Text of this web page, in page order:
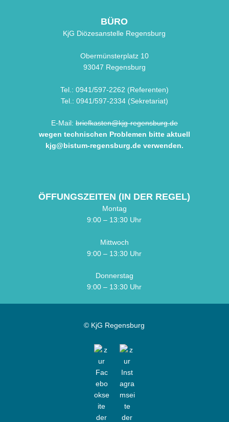
BÜRO
KjG Diözesanstelle Regensburg
Obermünsterplatz 10
93047 Regensburg
Tel.: 0941/597-2262 (Referenten)
Tel.: 0941/597-2334 (Sekretariat)
E-Mail: briefkasten@kjg-regensburg.de
wegen technischen Problemen bitte aktuell
kjg@bistum-regensburg.deverwenden.
ÖFFUNGSZEITEN (IN DER REGEL)
Montag
9:00 – 13:30 Uhr
Mittwoch
9:00 – 13:30 Uhr
Donnerstag
9:00 – 13:30 Uhr
© KjG Regensburg